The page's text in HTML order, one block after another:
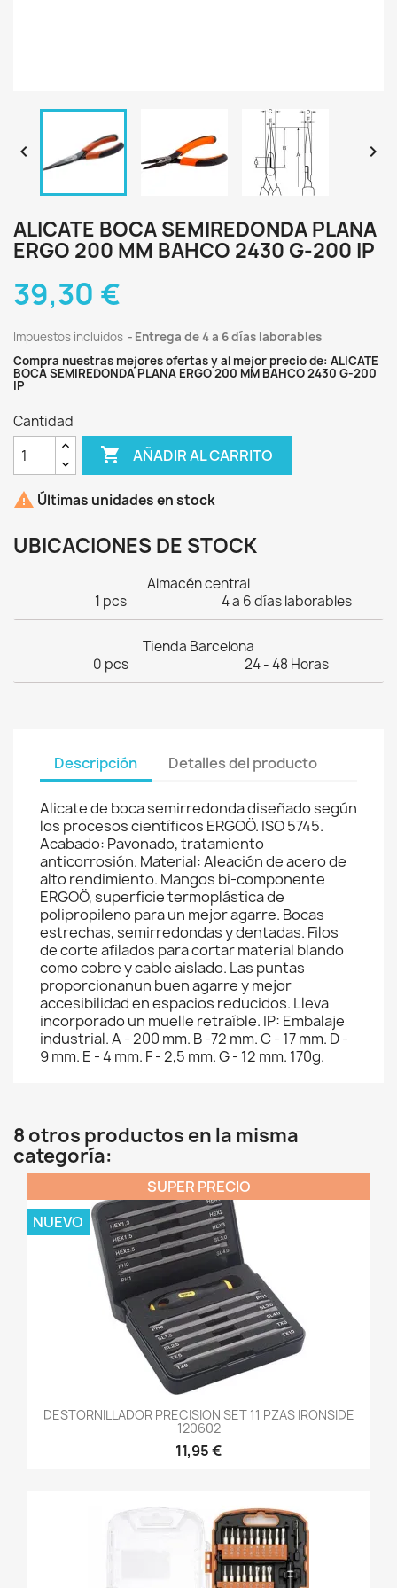
 
ALICATE BOCA SEMIREDONDA PLANA
ERGO 200 MM BAHCO 2430 G-200 IP
39,30 €
Impuestos incluidos
Entrega de 4 a 6 días laborables
Compra nuestras mejores ofertas y al mejor precio de: ALICATE
BOCA SEMIREDONDA PLANA ERGO 200 MM BAHCO 2430 G-200
IP
Cantidad
 AÑADIR AL CARRITO
 Últimas unidades en stock
UBICACIONES DE STOCK
Almacén central
1 pcs
4 a 6 días laborables
Tienda Barcelona
0 pcs
24 - 48 Horas
Descripción Detalles del producto
Alicate de boca semirredonda diseñado según
los procesos científicos ERGOÖ. ISO 5745.
Acabado: Pavonado, tratamiento
anticorrosión. Material: Aleación de acero de
alto rendimiento. Mangos bi-componente
ERGOÖ, superficie termoplástica de
polipropileno para un mejor agarre. Bocas
estrechas, semirredondas y dentadas. Filos
de corte afilados para cortar material blando
como cobre y cable aislado. Las puntas
proporcionanun buen agarre y mejor
accesibilidad en espacios reducidos. Lleva
incorporado un muelle retraíble. IP: Embalaje
industrial. A - 200 mm. B -72 mm. C - 17 mm. D -
9 mm. E - 4 mm. F - 2,5 mm. G - 12 mm. 170g.
8 otros productos en la misma
categoría:
DESTORNILLADOR PRECISION SET 11 PZAS IRONSIDE
120602
11,95 €
SUPER PRECIO
NUEVO